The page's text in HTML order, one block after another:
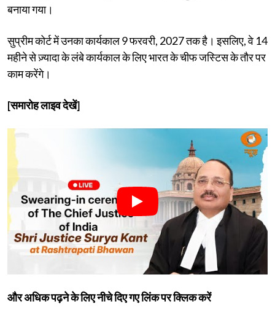
बनाया गया।
सुप्रीम कोर्ट में उनका कार्यकाल 9 फरवरी, 2027 तक है। इसलिए, वे 14
महीने से ज़्यादा के लंबे कार्यकाल के लिए भारत के चीफ जस्टिस के तौर पर
काम करेंगे।
[समारोह लाइव देखें]
और अधिक पढ़ने के लिए नीचे दिए गए लिंक पर क्लिक करें